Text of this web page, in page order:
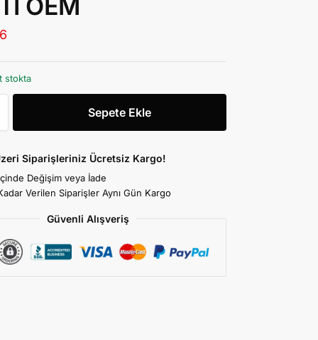
OEM
stokta
Sepete Ekle
Siparişleriniz Ücretsiz Kargo!
Değişim veya İade
Verilen Siparişler Aynı Gün Kargo
Güvenli Alışveriş